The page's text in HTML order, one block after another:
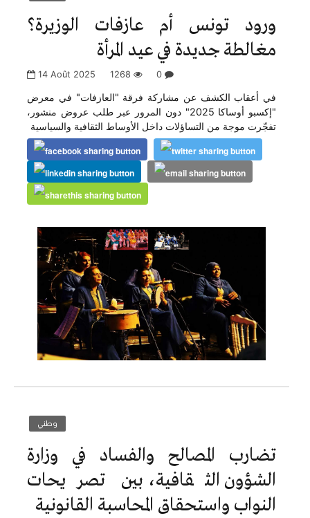
ورود تونس أم عازفات الوزيرة؟
مغالطة جديدة في عيد المرأة
14 Août 2025 1268 0
في أعقاب الكشف عن مشاركة فرقة "العازفات" في معرض
"إكسبو أوساكا 2025" دون المرور عبر طلب عروض منشور،
تفجّرت موجة من التساؤلات داخل الأوساط الثقافية والسياسية
وطني
تضارب المصالح والفساد في وزارة
الشؤون الثقافية، بين تصريحات
النواب واستحقاق المحاسبة القانونية